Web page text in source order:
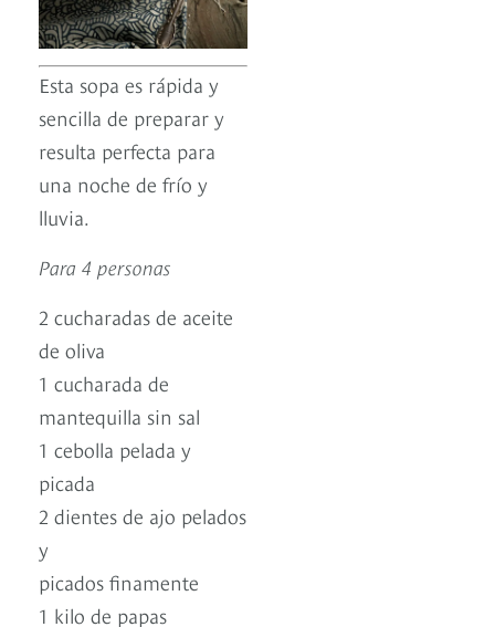
Esta sopa es rápida y
sencilla de preparar y
resulta perfecta para
una noche de frío y
lluvia.
Para 4 personas
2 cucharadas de aceite
de oliva
1 cucharada de
mantequilla sin sal
1 cebolla pelada y
picada
2 dientes de ajo pelados
y
picados finamente
1 kilo de papas